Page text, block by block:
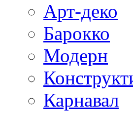
Арт-деко
Барокко
Модерн
Карнавал